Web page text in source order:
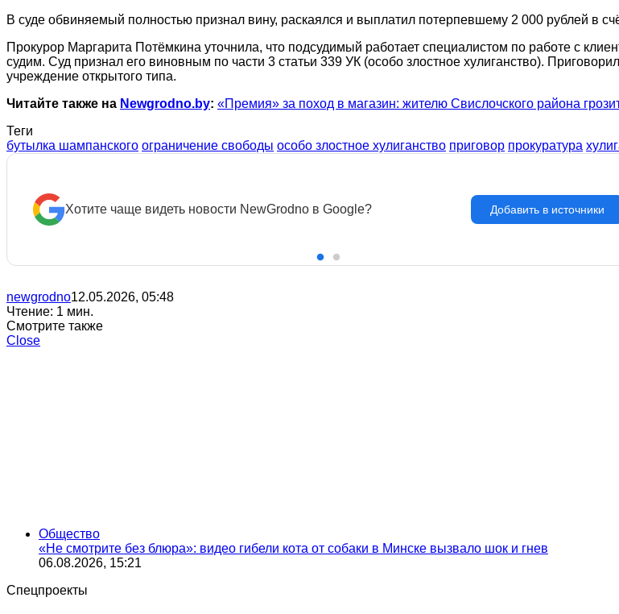
В суде обвиняемый полностью признал вину, раскаялся и выплатил потерпевшему 2 000 рублей в
Прокурор Маргарита Потёмкина уточнила, что подсудимый работает специалистом по работе с
судим. Суд признал его виновным по части 3 статьи 339 УК (особо злостное хулиганство).
учреждение открытого типа.
Читайте также на Newgrodno.by: «Премия» за поход в магазин: жителю Свислочского района
Теги
бутылка шампанского ограничение свободы особо злостное хулиганство приговор прокуратура
Хотите чаще видеть новости NewGrodno в Google? Добавить в источники
newgrodno12.05.2026, 05:48
Чтение: 1 мин.
Смотрите также
Close
Общество
«Не смотрите без блюра»: видео гибели кота от собаки в Минске вызвало шок и гнев
06.08.2026, 15:21
Спецпроекты